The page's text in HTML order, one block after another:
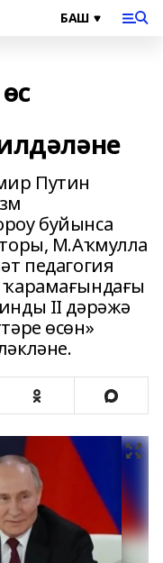
Путин
буйынса
М.Аҡмулла
педагогия
II дәрәжә
өсөн»